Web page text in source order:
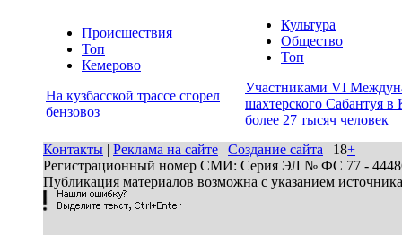
Происшествия
Топ
Кемерово
На кузбасской трассе сгорел
бензовоз
Культура
Общество
Топ
Участниками VI
шахтерского Сабантуя в
более 27 тысяч человек
Контакты | Реклама на сайте | Создание сайта | 18+
Регистрационный номер СМИ: Серия ЭЛ № ФС 77 - 44486
Публикация материалов возможна с указанием